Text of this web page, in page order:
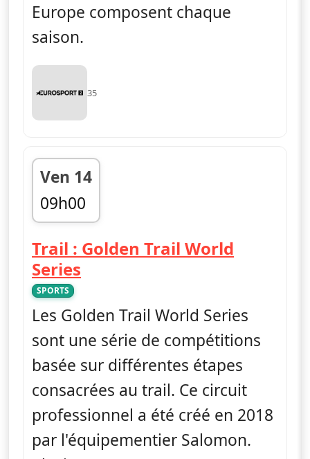
Europe composent chaque
saison.
35
Ven 14
09h00
fin 09h30
Trail : Golden Trail World
Series
SPORTS
Les Golden Trail World Series
sont une série de compétitions
basée sur différentes étapes
consacrées au trail. Ce circuit
professionnel a été créé en 2018
par l'équipementier Salomon.